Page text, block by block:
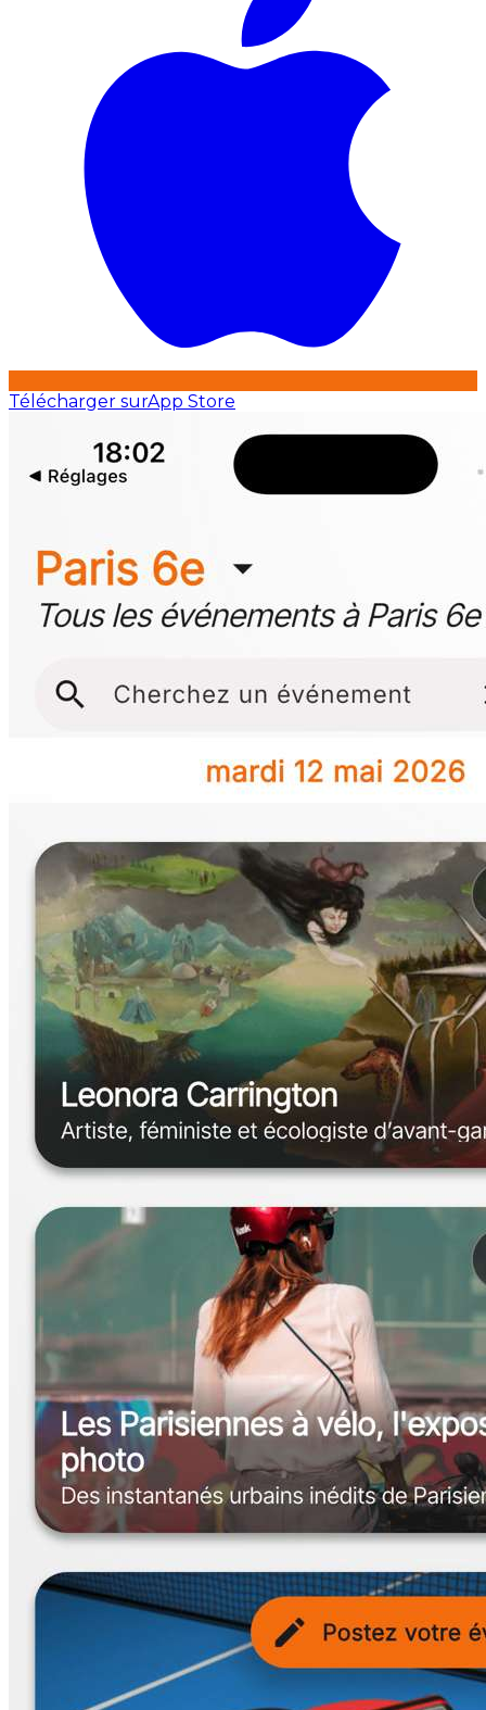
Télécharger surApp Store